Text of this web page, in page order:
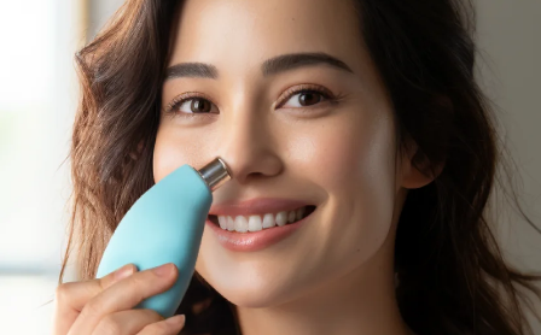
Logga in
Användarprofil
Mina enheter
Mina beställningar
Mina adresser
Mina prenumerationer
NYHET
FAQ™ Pure Beauty-Tech Elixir
BREAKING NEWS
issa™ Teeth Whitening Set
Språk
English Deutsch
Español
Français
Italiano
Português
Polski
Svenska
Русский
Türkçe
简体中文 繁體中文